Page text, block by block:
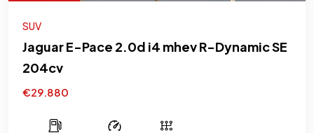
SUV
Jaguar E-Pace 2.0d i4 mhev R-Dynamic SE
204cv
€29.880